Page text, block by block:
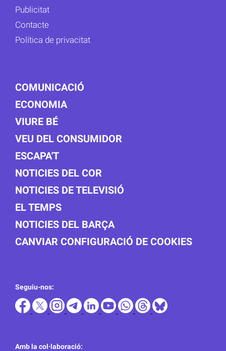
Publicitat
Contacte
Política de privacitat
COMUNICACIÓ
ECONOMIA
VIURE BÉ
VEU DEL CONSUMIDOR
ESCAPA'T
NOTICIES DEL COR
NOTICIES DE TELEVISIÓ
EL TEMPS
NOTICIES DEL BARÇA
CANVIAR CONFIGURACIÓ DE COOKIES
Seguiu-nos:
Amb la col·laboració: